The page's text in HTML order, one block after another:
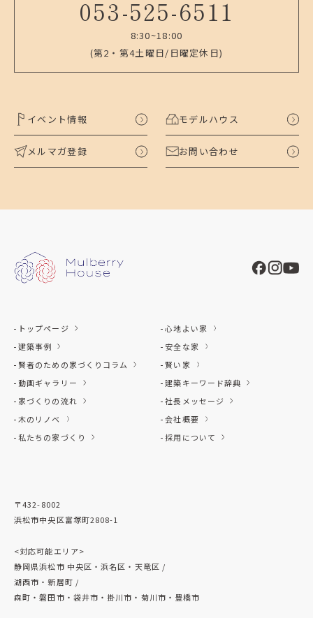
053-525-6511
8:30~18:00
(第2・第4土曜日/日曜定休日)
イベント情報 モデルハウス
メルマガ登録 お問い合わせ
トップページ
建築事例
賢者のための家づくりコラム
動画ギャラリー
家づくりの流れ
木のリノベ
私たちの家づくり
心地よい家
安全な家
賢い家
建築キーワード辞典
社長メッセージ
会社概要
採用について
〒432-8002
浜松市中央区富塚町2808-1
<対応可能エリア>
静岡県浜松市 中央区・浜名区・天竜区 /
湖西市・新居町 /
森町・磐田市・袋井市・掛川市・菊川市・豊橋市